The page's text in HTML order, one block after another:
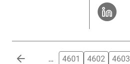
Paginación … 4601 4602 4603